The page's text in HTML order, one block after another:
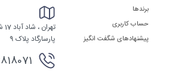
برندها
حساب کاربری
پیشنهادهای شگفت انگیز
پارسارگاد پلاک 9